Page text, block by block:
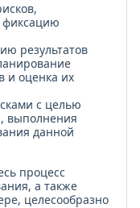
фиксацию
результатов
и оценка их
с целью
выполнения
данной
процесс
а также
целесообразно